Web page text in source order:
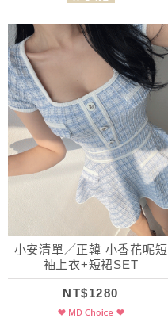
小安清單／正韓 小香花呢短
袖上衣+短裙SET
NT$1280